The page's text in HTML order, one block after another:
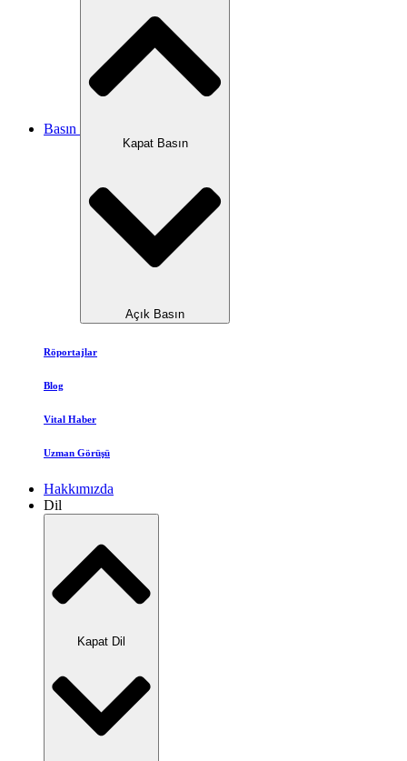
Basın
Kapat Basın
Açık Basın
Röportajlar
Blog
Vital Haber
Uzman Görüşü
Hakkımızda
Dil
Kapat Dil